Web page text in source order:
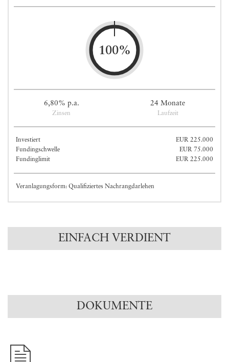
100%
6,80% p.a.
Zinsen
24 Monate
Laufzeit
Investiert
EUR 225.000
Fundingschwelle
EUR 75.000
Fundinglimit
EUR 225.000
Veranlagungsform: Qualifiziertes Nachrangdarlehen
EINFACH VERDIENT
DOKUMENTE